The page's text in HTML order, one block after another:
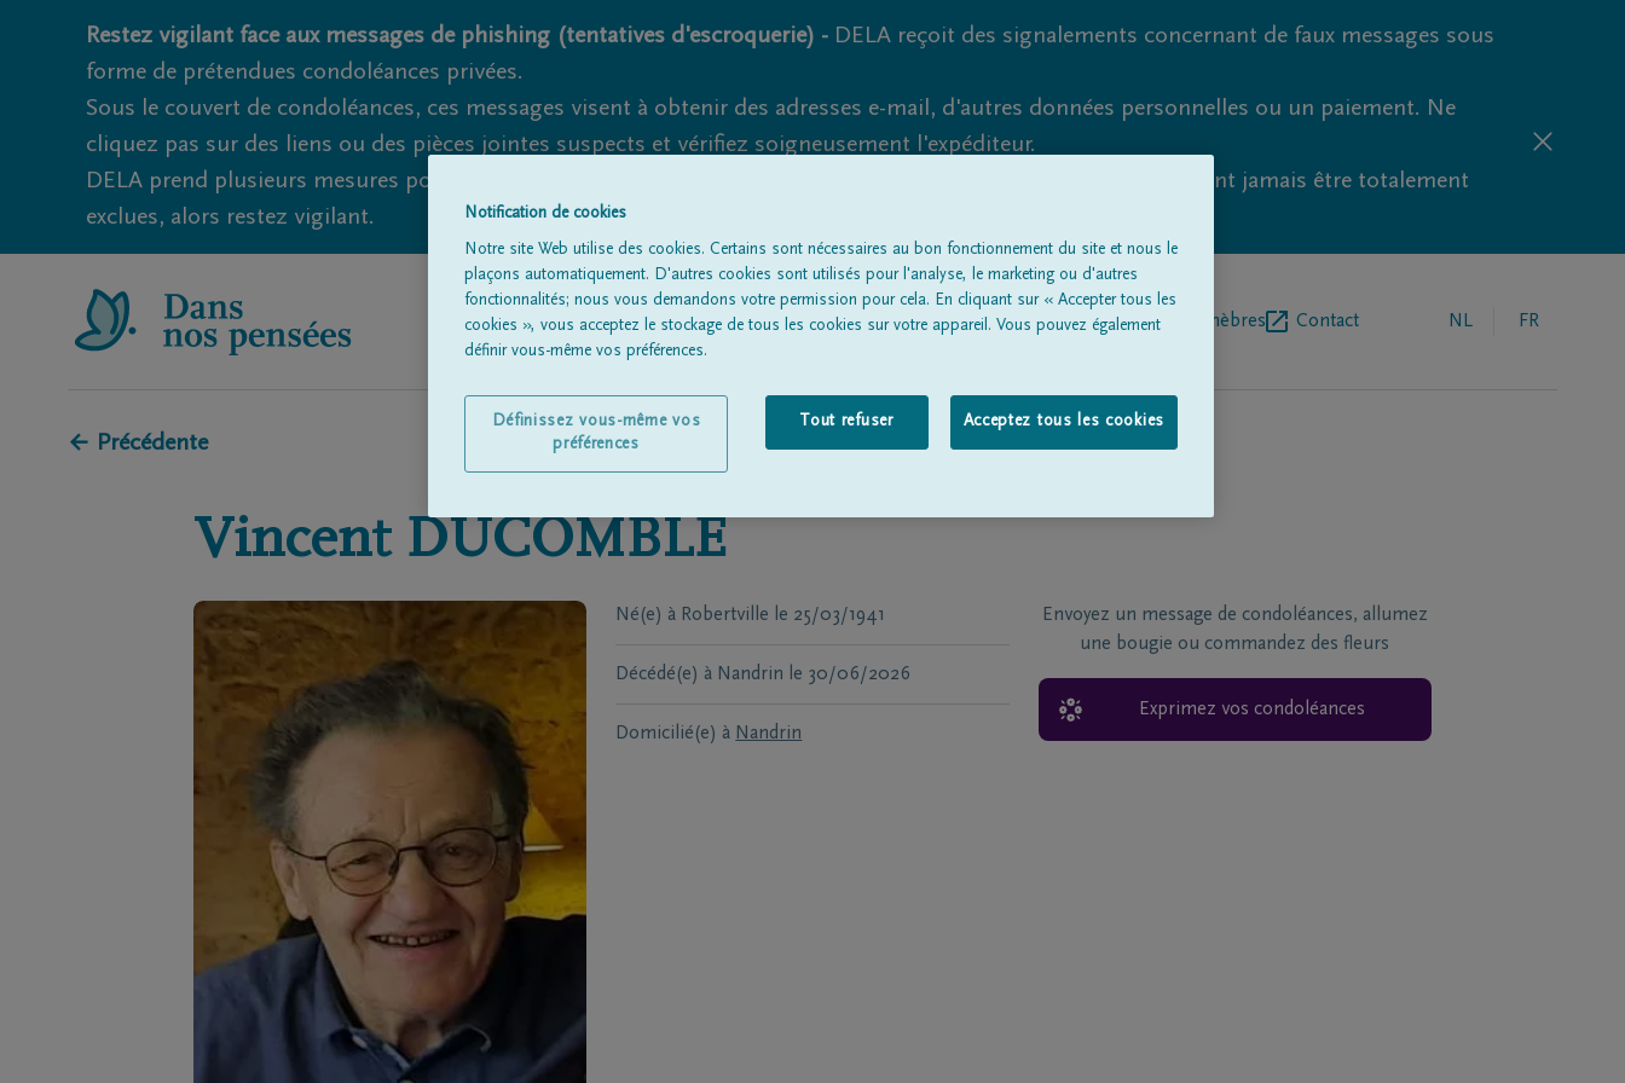
Restez vigilant face aux messages de phishing (tentatives d'escroquerie) - DELA reçoit des signalements concernant de faux messages sous
forme de prétendues condoléances privées.
Sous le couvert de condoléances, ces messages visent à obtenir des adresses e-mail, d'autres données personnelles ou un paiement. Ne
cliquez pas sur des liens ou des pièces jointes suspects et vérifiez soigneusement l'expéditeur.
DELA prend plusieurs mesures pour éviter cela. Cependant, les tentatives d'hameçonnage et de fraude ne peuvent jamais être totalement
exclues, alors restez vigilant.
Tous les avis de décèsÀ propos de nousEntrepreneur de pompes funèbres Contact NL FR
← Précédente
Vincent DUCOMBLE
Né(e) à Robertville le 25/03/1941
Décédé(e) à Nandrin le 30/06/2026
Domicilié(e) à Nandrin
Envoyez un message de condoléances, allumez
une bougie ou commandez des fleurs
Exprimez vos condoléances
Notification de cookies
Notre site Web utilise des cookies. Certains sont nécessaires au bon fonctionnement du site et nous le
plaçons automatiquement. D'autres cookies sont utilisés pour l'analyse, le marketing ou d'autres
fonctionnalités; nous vous demandons votre permission pour cela. En cliquant sur « Accepter tous les
cookies », vous acceptez le stockage de tous les cookies sur votre appareil. Vous pouvez également
définir vous-même vos préférences.
Tout refuser Acceptez tous les cookies
Définissez vous-même vos
préférences